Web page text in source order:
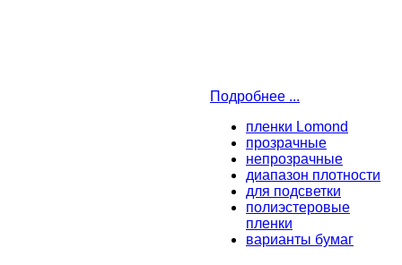
Подробнее ...
пленки Lomond
прозрачные
непрозрачные
диапазон плотности
для подсветки
полиэстеровые
пленки
варианты бумаг